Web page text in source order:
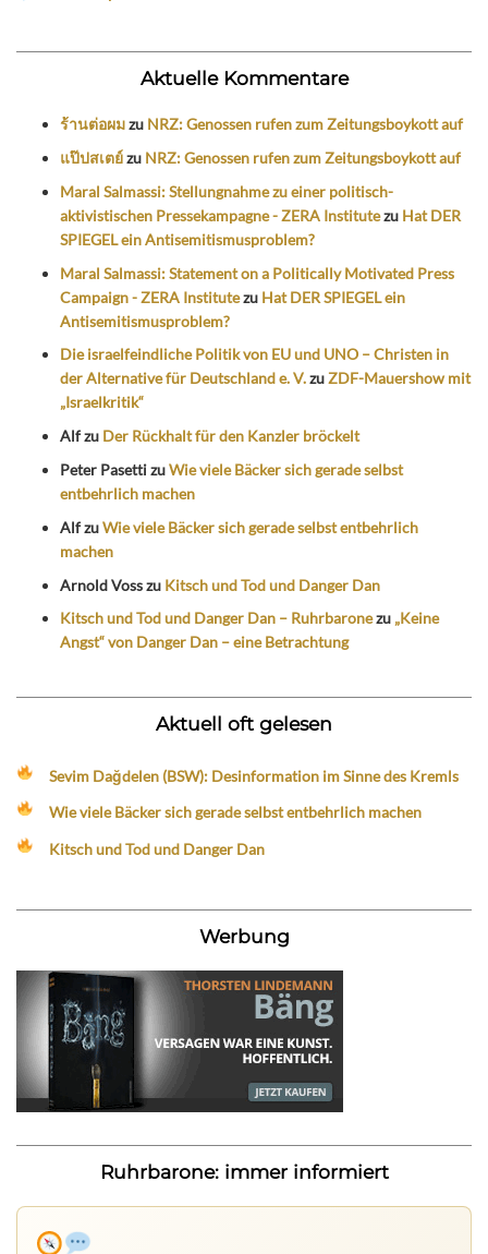
Aktuelle Kommentare
ร้านต่อผมzu NRZ: Genossen rufen zum Zeitungsboykott auf
แป๊ปสเตย์zu NRZ: Genossen rufen zum Zeitungsboykott auf
Maral Salmassi: Stellungnahme zu einer politisch-
aktivistischen Pressekampagne - ZERA Institutezu Hat DER
SPIEGEL ein Antisemitismusproblem?
Maral Salmassi: Statement on a Politically Motivated Press
Campaign - ZERA Institutezu Hat DER SPIEGEL ein
Antisemitismusproblem?
Die israelfeindliche Politik von EU und UNO – Christen in
der Alternative für Deutschland e. V.zuZDF-Mauershow mit
„Israelkritik“
Alfzu Der Rückhalt für den Kanzler bröckelt
Peter PasettizuWie viele Bäcker sich gerade selbst
entbehrlich machen
AlfzuWie viele Bäcker sich gerade selbst entbehrlich
machen
Arnold Vosszu Kitsch und Tod und Danger Dan
Kitsch und Tod und Danger Dan – Ruhrbaronezu „Keine
Angst“ von Danger Dan – eine Betrachtung
Aktuell oft gelesen
Sevim Dağdelen (BSW): Desinformation im Sinne des Kremls
Wie viele Bäcker sich gerade selbst entbehrlich machen
Kitsch und Tod und Danger Dan
Werbung
Ruhrbarone: immer informiert